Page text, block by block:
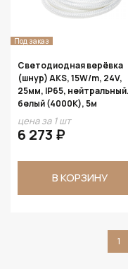
Под заказ
Светодиодная верёвка
(шнур) AKS, 15W/m, 24V,
25мм, IP65, нейтральный
белый (4000K), 5м
цена за 1 шт
6 273 ₽
В КОРЗИНУ
1